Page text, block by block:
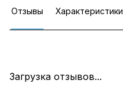
Отзывы Характеристики
Загрузка отзывов...